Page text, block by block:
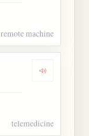
remote machine
Dengarkan
telemedicine